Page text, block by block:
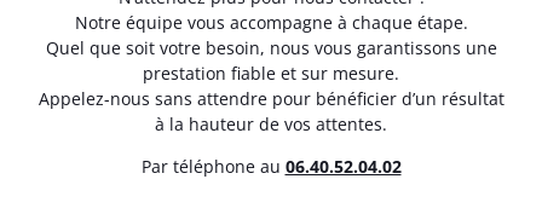
Notre équipe vous accompagne à chaque étape.
Quel que soit votre besoin, nous vous garantissons une
prestation fiable et sur mesure.
Appelez-nous sans attendre pour bénéficier d’un résultat
à la hauteur de vos attentes.
Par téléphone au 06.40.52.04.02